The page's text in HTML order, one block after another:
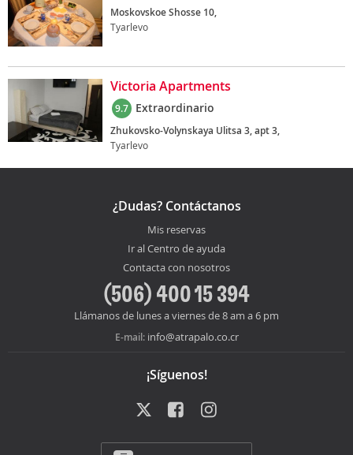
Moskovskoe Shosse 10,
Tyarlevo
Victoria Apartments
9.7 Extraordinario
Zhukovsko-Volynskaya Ulitsa 3, apt 3,
Tyarlevo
¿Dudas? Contáctanos
Mis reservas
Ir al Centro de ayuda
Contacta con nosotros
(506) 400 15 394
Llámanos de lunes a viernes de 8 am a 6 pm
E-mail: info@atrapalo.co.cr
¡Síguenos!